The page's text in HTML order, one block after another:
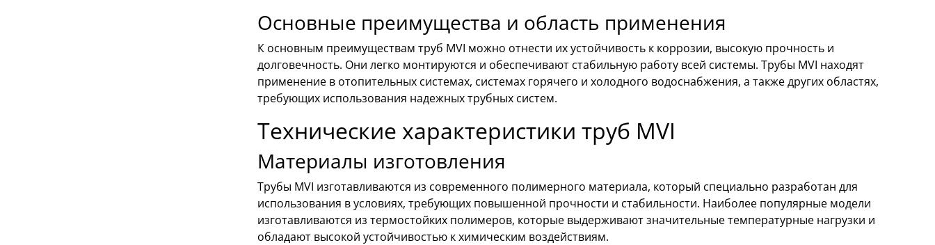
Основные преимущества и область применения
К основным преимуществам труб MVI можно отнести их устойчивость к коррозии, высокую прочность и
долговечность. Они легко монтируются и обеспечивают стабильную работу всей системы. Трубы MVI находят
применение в отопительных системах, системах горячего и холодного водоснабжения, а также других областях,
требующих использования надежных трубных систем.
Технические характеристики труб MVI
Материалы изготовления
Трубы MVI изготавливаются из современного полимерного материала, который специально разработан для
использования в условиях, требующих повышенной прочности и стабильности. Наиболее популярные модели
изготавливаются из термостойких полимеров, которые выдерживают значительные температурные нагрузки и
обладают высокой устойчивостью к химическим воздействиям.